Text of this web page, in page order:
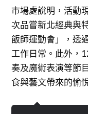
市場處說明，活動
次品嘗新北經典與
飯師運動會」，透
工作日常。此外，
奏及魔術表演等節
食與藝文帶來的愉